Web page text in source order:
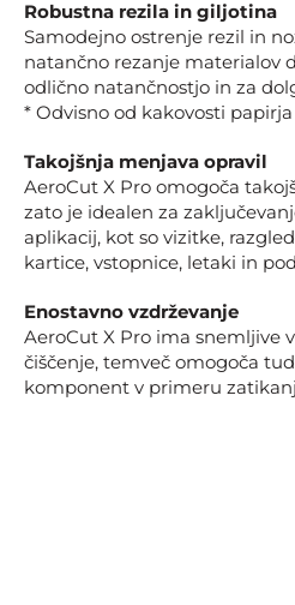
Robustna rezila in giljotina
Samodejno ostrenje rezil in
natančno rezanje materialov
odlično natančnostjo in za
* Odvisno od kakovosti
Takojšnja menjava opravil
AeroCut X Pro omogoča
zato je idealen za
aplikacij, kot so vizitke,
kartice, vstopnice, letaki in
Enostavno vzdrževanje
AeroCut X Pro ima snemljive
čiščenje, temveč omogoča
komponent v primeru